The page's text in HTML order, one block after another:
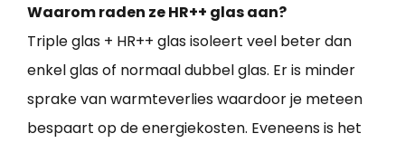
Waarom raden ze HR++ glas aan?
Triple glas + HR++ glas isoleert veel beter dan
enkel glas of normaal dubbel glas. Er is minder
sprake van warmteverlies waardoor je meteen
bespaart op de energiekosten. Eveneens is het